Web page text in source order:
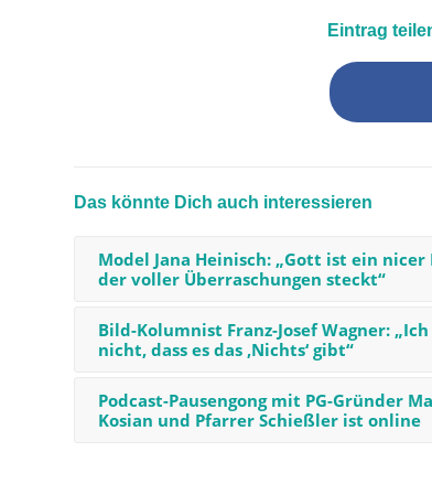
Eintrag
Das könnte Dich auch interessieren
Model Jana Heinisch: „Gott ist ein nicer
der voller Überraschungen steckt“
Bild-Kolumnist Franz-Josef Wagner:
nicht, dass es das ‚Nichts‘ gibt“
Podcast-Pausengong mit PG-Gründer
Kosian und Pfarrer Schießler ist online